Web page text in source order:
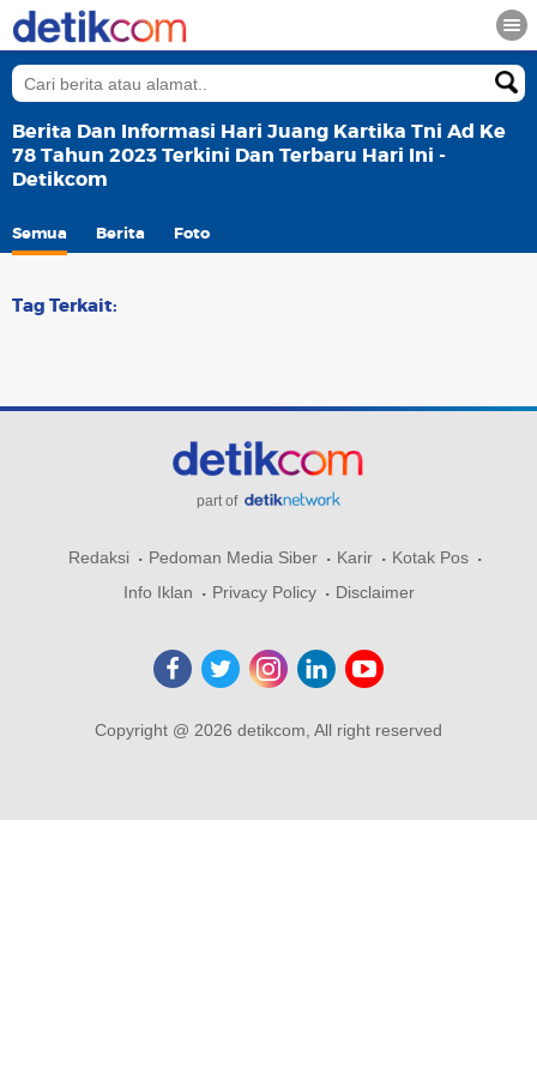
Berita Dan Informasi Hari Juang Kartika Tni Ad Ke
78 Tahun 2023 Terkini Dan Terbaru Hari Ini -
Detikcom
Semua Berita Foto
Tag Terkait:
part of
Redaksi Pedoman Media Siber Karir
Kotak Pos
Info Iklan
Privacy Policy Disclaimer
Copyright @ 2026 detikcom, All right reserved